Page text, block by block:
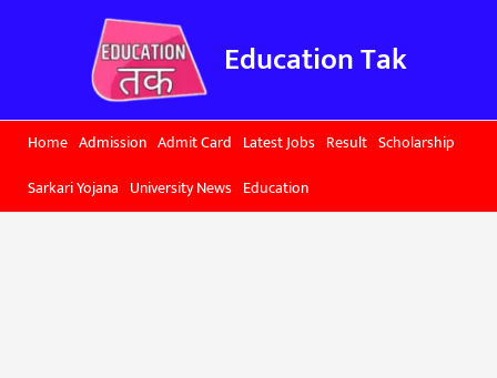
Education Tak
Home Admission Admit Card Latest Jobs Result Scholarship
Sarkari Yojana University News Education